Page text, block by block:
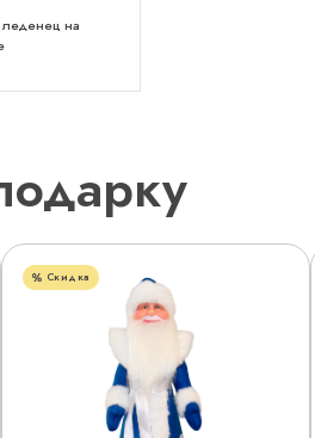
на
Скидка